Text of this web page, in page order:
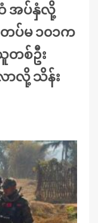
အပ်နှံလို့
တပ်မ ၁၀၁က
တစ်ဦး
လို့ သိန်း